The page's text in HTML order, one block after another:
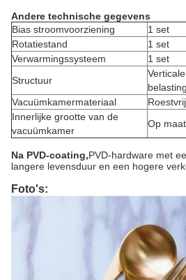
Andere technische gegevens
Bias stroomvoorziening
1 set
Rotatiestand
1 set
Verwarmingssysteem
1 set
Structuur
belasting
Vacuümkamermateriaal
Innerlijke grootte van de
vacuümkamer
Op
Na PVD-coating,PVD-hardware met
langere levensduur en een hogere
Foto's: